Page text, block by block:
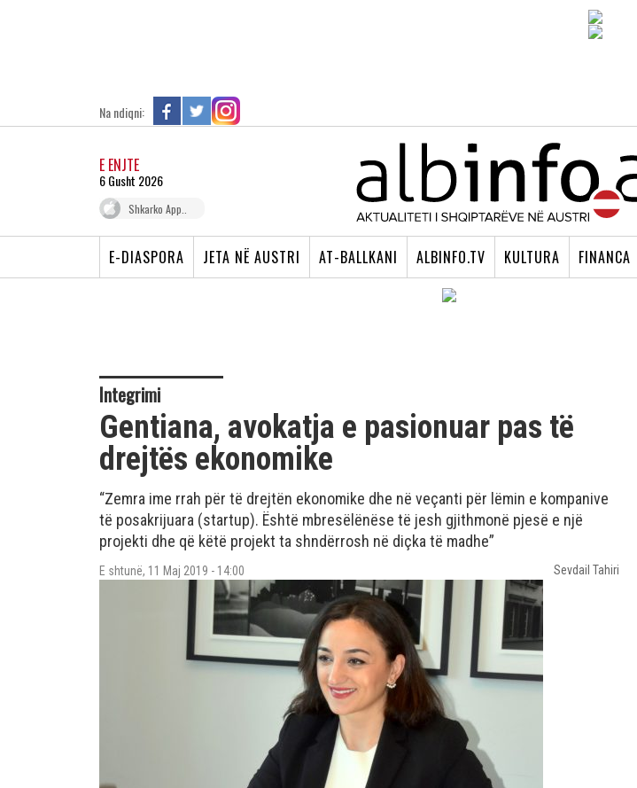
Na ndiqni:
E ENJTE
6 Gusht 2026
Shkarko App..
E-DIASPORA JETA NË AUSTRI AT-BALLKANI ALBINFO.TV KULTURA FINANCA
Integrimi
Gentiana, avokatja e pasionuar pas të
drejtës ekonomike
“Zemra ime rrah për të drejtën ekonomike dhe në veçanti për lëmin e kompanive
të posakrijuara (startup). Është mbresëlënëse të jesh gjithmonë pjesë e një
projekti dhe që këtë projekt ta shndërrosh në diçka të madhe”
E shtunë, 11 Maj 2019 - 14:00 Sevdail Tahiri